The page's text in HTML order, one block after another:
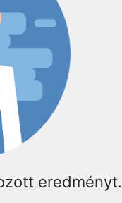
eredményt.